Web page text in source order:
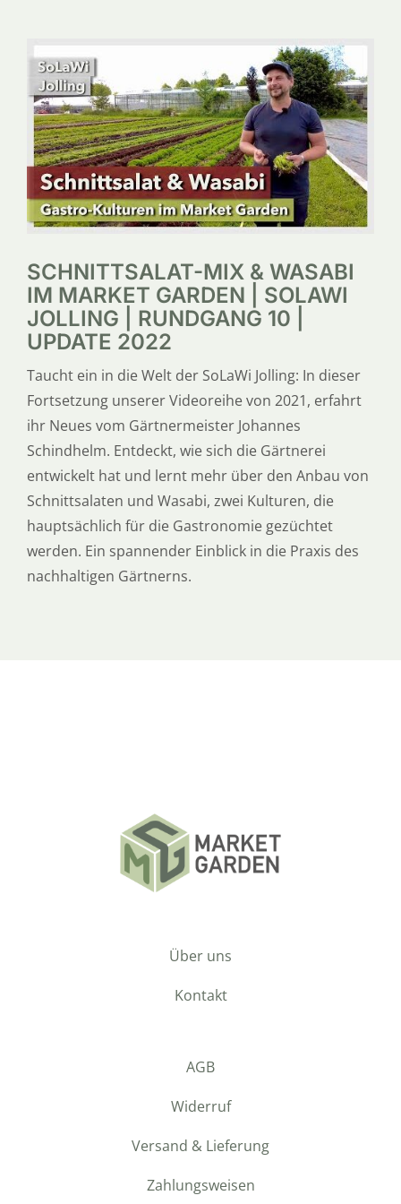
SERVICE
ÜBER UNS
SCHNITTSALAT-MIX & WASABI
IM MARKET GARDEN | SOLAWI
JOLLING | RUNDGANG 10 |
UPDATE 2022
Taucht ein in die Welt der SoLaWi Jolling: In dieser
Fortsetzung unserer Videoreihe von 2021, erfahrt
ihr Neues vom Gärtnermeister Johannes
Schindhelm. Entdeckt, wie sich die Gärtnerei
entwickelt hat und lernt mehr über den Anbau von
Schnittsalaten und Wasabi, zwei Kulturen, die
hauptsächlich für die Gastronomie gezüchtet
werden. Ein spannender Einblick in die Praxis des
nachhaltigen Gärtnerns.
Über uns
Kontakt
AGB
Widerruf
Versand & Lieferung
Zahlungsweisen